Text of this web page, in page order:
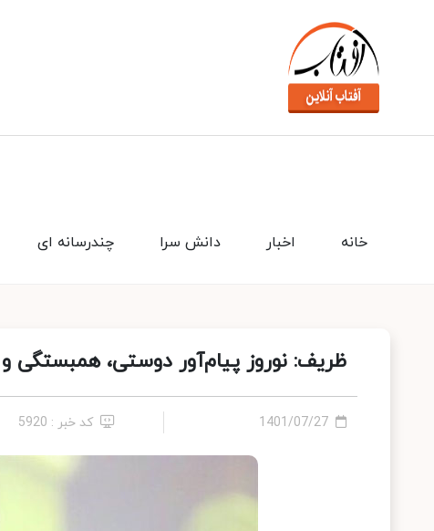
چندرسانه ای دانش سرا اخبار خانه
ظریف: نوروز پیام‌آور دوستی، همبستگی
1401/07/27 کد خبر : 5920